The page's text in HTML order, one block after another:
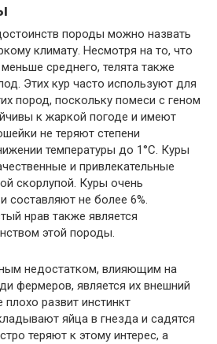
породы можно назвать
климату. Несмотря на то, что
среднего, телята также
Этих кур часто используют для
пород, поскольку помеси с геном
к жаркой погоде и имеют
не теряют степени
температуры до 1°С. Куры
и привлекательные
скорлупой. Куры очень
составляют не более 6%.
нрав также является
этой породы.
недостатком, влияющим на
фермеров, является их внешний
развит инстинкт
яйца в гнезда и садятся
теряют к этому интерес, а